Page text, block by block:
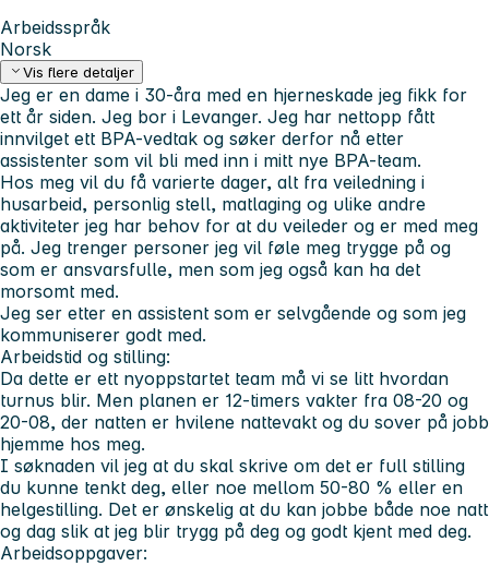
Arbeidsspråk
Norsk
Vis flere detaljer
Jeg er en dame i 30-åra med en hjerneskade jeg fikk for
ett år siden. Jeg bor i Levanger. Jeg har nettopp fått
innvilget ett BPA-vedtak og søker derfor nå etter
assistenter som vil bli med inn i mitt nye BPA-team.
Hos meg vil du få varierte dager, alt fra veiledning i
husarbeid, personlig stell, matlaging og ulike andre
aktiviteter jeg har behov for at du veileder og er med meg
på. Jeg trenger personer jeg vil føle meg trygge på og
som er ansvarsfulle, men som jeg også kan ha det
morsomt med.
Jeg ser etter en assistent som er selvgående og som jeg
kommuniserer godt med.
Arbeidstid og stilling:
Da dette er ett nyoppstartet team må vi se litt hvordan
turnus blir. Men planen er 12-timers vakter fra 08-20 og
20-08, der natten er hvilene nattevakt og du sover på jobb
hjemme hos meg.
I søknaden vil jeg at du skal skrive om det er full stilling
du kunne tenkt deg, eller noe mellom 50-80 % eller en
helgestilling. Det er ønskelig at du kan jobbe både noe natt
og dag slik at jeg blir trygg på deg og godt kjent med deg.
Arbeidsoppgaver: